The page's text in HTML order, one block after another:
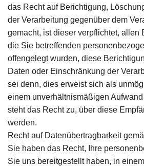
das Recht auf Berichtigung,
der Verarbeitung gegenüber dem
gemacht, ist dieser verpflichtet, allen
die Sie betreffenden
offengelegt wurden, diese
Daten oder Einschränkung der
sei denn, dies erweist sich als
einem unverhältnismäßigen
steht das Recht zu, über diese
werden.
Recht auf Datenübertragbarkeit
Sie haben das Recht, Ihre
Sie uns bereitgestellt haben, in